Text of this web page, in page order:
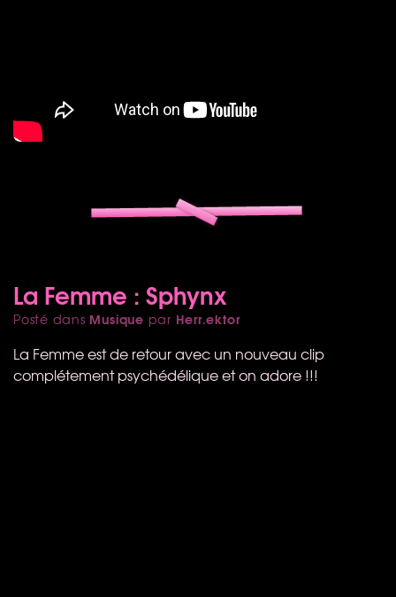
La Femme : Sphynx
Posté dans Musique par Herr.ektor
La Femme est de retour avec un nouveau clip
complétement psychédélique et on adore !!!